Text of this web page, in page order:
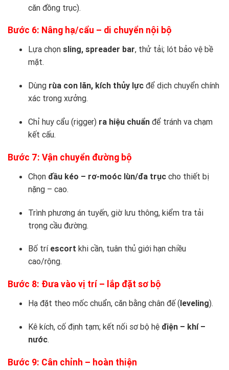
căn đồng trục).
Bước 6: Nâng hạ/cẩu – di chuyển nội bộ
Lựa chọn sling, spreader bar, thử tải; lót bảo vệ bề
mặt.
Dùng rùa con lăn, kích thủy lực để dịch chuyển chính
xác trong xưởng.
Chỉ huy cẩu (rigger) ra hiệu chuẩn để tránh va chạm
kết cấu.
Bước 7: Vận chuyển đường bộ
Chọn đầu kéo – rơ-moóc lùn/đa trục cho thiết bị
nặng – cao.
Trình phương án tuyến, giờ lưu thông, kiểm tra tải
trọng cầu đường.
Bố trí escort khi cần, tuân thủ giới hạn chiều
cao/rộng.
Bước 8: Đưa vào vị trí – lắp đặt sơ bộ
Hạ đặt theo mốc chuẩn, căn bằng chân đế (leveling).
Kê kích, cố định tạm; kết nối sơ bộ hệ điện – khí –
nước.
Bước 9: Cân chỉnh – hoàn thiện